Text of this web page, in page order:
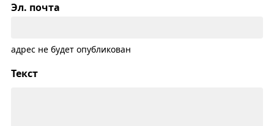
Эл. почта
адрес не будет опубликован
Текст